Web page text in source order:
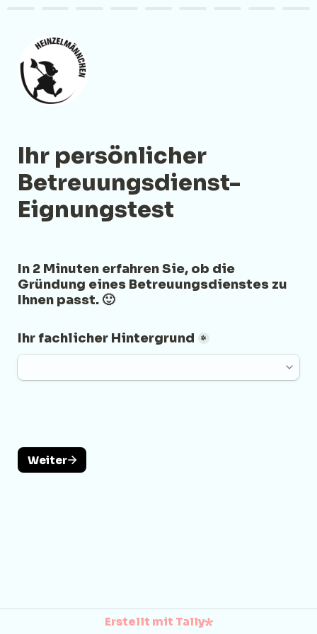
Ihr persönlicher
Betreuungsdienst-
Eignungstest
In 2 Minuten erfahren Sie, ob die
Gründung eines Betreuungsdienstes zu
Ihnen passt. 🙂
Ihr fachlicher Hintergrund *
Weiter
Erstellt mit Tally